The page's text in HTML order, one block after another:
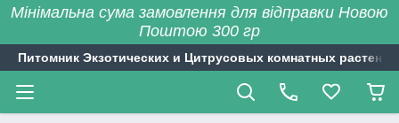
Мінімальна сума замовлення для відправки Новою
Поштою 300 гр
Питомник Экзотических и Цитрусовых комнатных растений